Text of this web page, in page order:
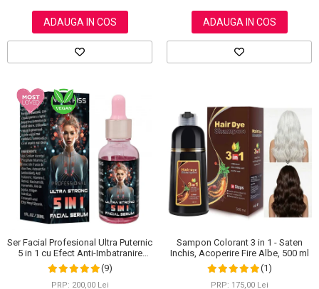
ADAUGA IN COS ADAUGA IN COS
Ser Facial Profesional Ultra Puternic
5 in 1 cu Efect Anti-Imbatranire
NOVA KISS®, 30 ml
(9)
PRP: 200,00 Lei
Sampon Colorant 3 in 1 - Saten
Inchis, Acoperire Fire Albe, 500 ml
(1)
PRP: 175,00 Lei